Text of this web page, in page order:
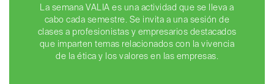
La semana VALIA es una actividad que se lleva a
cabo cada semestre. Se invita a una sesión de
clases a profesionistas y empresarios destacados
que imparten temas relacionados con la vivencia
de la ética y los valores en las empresas.